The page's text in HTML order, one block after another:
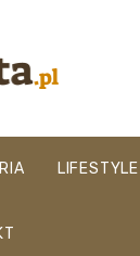
LIFESTYLE